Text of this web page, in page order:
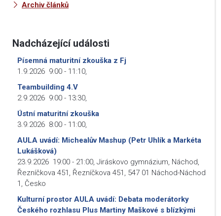
Archiv článků
Nadcházející události
Písemná maturitní zkouška z Fj
1.9.2026 9:00 - 11:10,
Teambuilding 4.V
2.9.2026 9:00 - 13:30,
Ústní maturitní zkouška
3.9.2026 8:00 - 11:00,
AULA uvádí: Michealův Mashup (Petr Uhlík a Markéta
Lukášková)
23.9.2026 19:00 - 21:00, Jiráskovo gymnázium, Náchod,
Řezníčkova 451, Řezníčkova 451, 547 01 Náchod-Náchod
1, Česko
Kulturní prostor AULA uvádí: Debata moderátorky
Českého rozhlasu Plus Martiny Maškové s blízkými